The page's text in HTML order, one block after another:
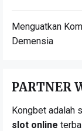
Menguatkan
Demensia
PARTNER
Kongbet adalah
slot online